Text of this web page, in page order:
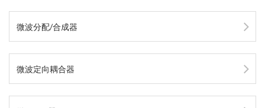
微波分配/合成器
微波定向耦合器